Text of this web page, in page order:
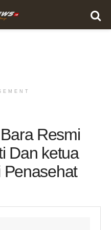
Resmi
Dan ketua
Penasehat